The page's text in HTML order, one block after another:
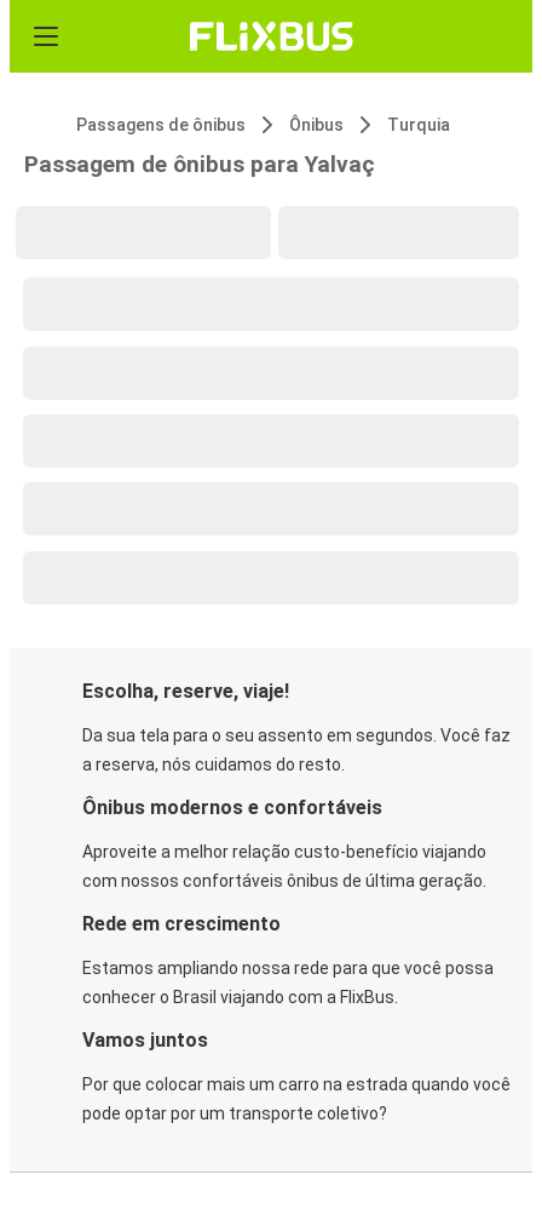
Passagens de ônibus Ônibus Turquia
Passagem de ônibus para Yalvaç
Escolha, reserve, viaje!
Da sua tela para o seu assento em segundos. Você faz
a reserva, nós cuidamos do resto.
Ônibus modernos e confortáveis
Aproveite a melhor relação custo-benefício viajando
com nossos confortáveis ônibus de última geração.
Rede em crescimento
Estamos ampliando nossa rede para que você possa
conhecer o Brasil viajando com a FlixBus.
Vamos juntos
Por que colocar mais um carro na estrada quando você
pode optar por um transporte coletivo?